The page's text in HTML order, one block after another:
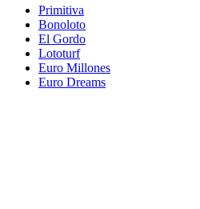
Primitiva
Bonoloto
El Gordo
Lototurf
Euro Millones
Euro Dreams